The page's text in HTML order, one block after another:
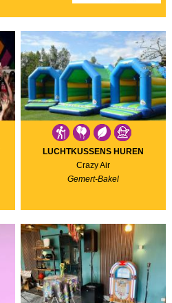
LUCHTKUSSENS HUREN
Crazy Air
Gemert-Bakel